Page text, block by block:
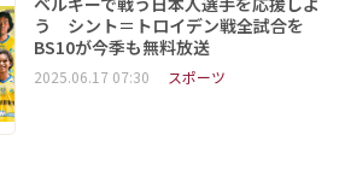
う シント＝トロイデン戦全試合を
BS10が今季も無料放送
2025.06.17 07:30 スポーツ